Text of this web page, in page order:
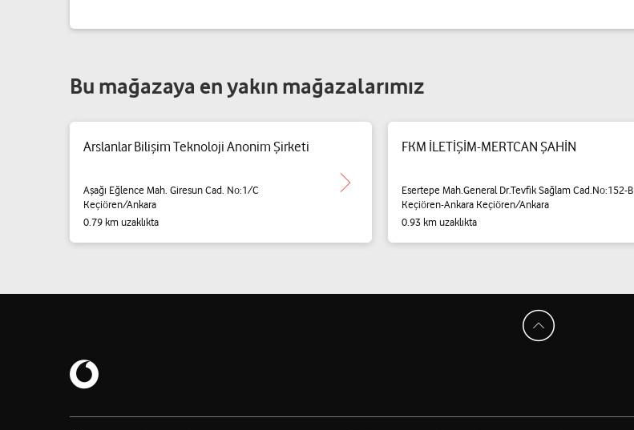
Bu mağazaya en yakın mağazalarımız
Arslanlar Bilişim Teknoloji Anonim Şirketi
Aşağı Eğlence Mah. Giresun Cad. No:1/C
Keçiören/Ankara
0.79 km uzaklıkta
FKM İLETİŞİM-MERTCAN ŞAHİN
Esertepe Mah.General Dr.Tevfik Sağlam Cad.No:152-B
Keçiören-Ankara Keçiören/Ankara
0.93 km uzaklıkta